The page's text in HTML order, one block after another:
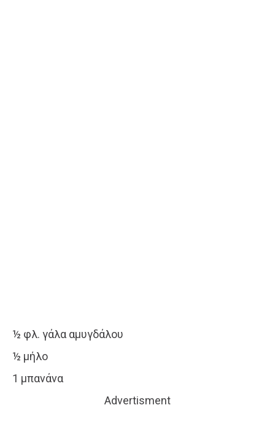
½ φλ. γάλα αμυγδάλου
½ μήλο
1 μπανάνα
Advertisment